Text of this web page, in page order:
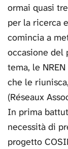
ormai quasi
per la ricerca
comincia a
occasione del
tema, le
che le
(Réseaux
In prima
necessità di
progetto